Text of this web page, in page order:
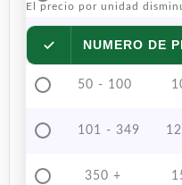
El precio por unidad
NUMERO DE
26 - 49
50 - 100
101 - 349
350 +